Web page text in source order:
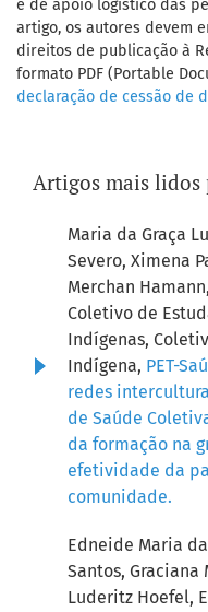
e de apoio logístico das
artigo, os autores devem
direitos de publicação à
formato PDF (Portable
declaração de cessão de
Artigos mais lidos
Maria da Graça
Severo, Ximena
Merchan
Coletivo de
Indígenas,
Indígena, PET-
redes
de Saúde
da formação na
efetividade da
comunidade.
Edneide Maria
Santos, Graciana
Luderitz Hoefel,